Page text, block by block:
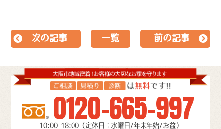
次の記事 一覧 前の記事
0120-665-997
10:00-18:00（定休日：水曜日/年末年始/お盆）